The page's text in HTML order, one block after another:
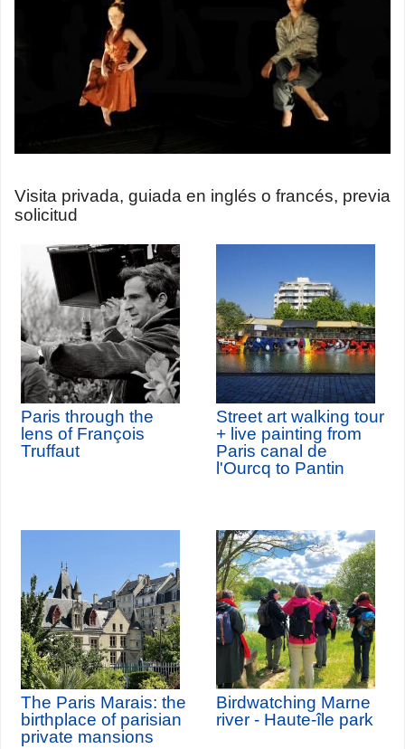
Visita privada, guiada en inglés o francés, previa
solicitud
Paris through the
lens of François
Truffaut
Street art walking tour
+ live painting from
Paris canal de
l'Ourcq to Pantin
The Paris Marais: the
birthplace of parisian
private mansions
Birdwatching Marne
river - Haute-île park